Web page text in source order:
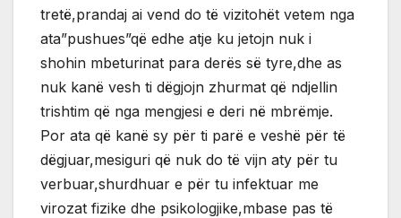
tretë,prandaj ai vend do të vizitohët vetem nga
ata”pushues”që edhe atje ku jetojn nuk i
shohin mbeturinat para derës së tyre,dhe as
nuk kanë vesh ti dëgjojn zhurmat që ndjellin
trishtim që nga mengjesi e deri në mbrëmje.
Por ata që kanë sy për ti parë e veshë për të
dëgjuar,mesiguri që nuk do të vijn aty për tu
verbuar,shurdhuar e për tu infektuar me
virozat fizike dhe psikologjike,mbase pas të